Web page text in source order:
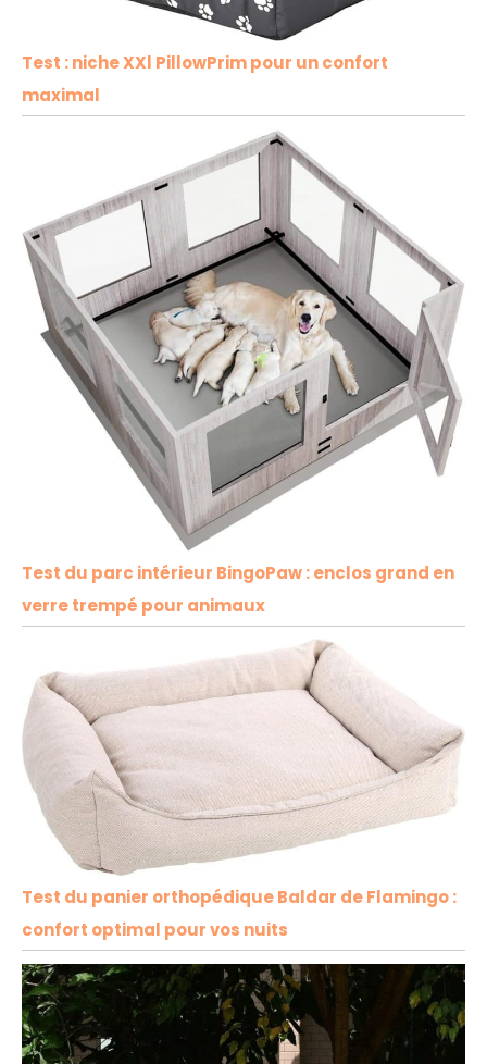
Test : niche XXl PillowPrim pour un confort
maximal
Test du parc intérieur BingoPaw : enclos grand en
verre trempé pour animaux
Test du panier orthopédique Baldar de Flamingo :
confort optimal pour vos nuits